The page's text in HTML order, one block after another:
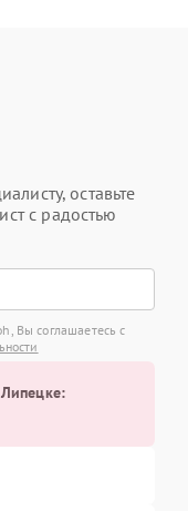
оставьте
с радостью
Вы соглашаетесь с